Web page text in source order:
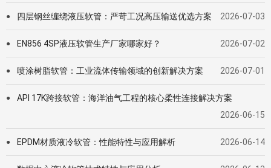
● 四层钢丝缠绕液压软管：严苛工况高压输送优选方案 2026-07-03
● EN856 4SP液压软管生产厂家哪家好？ 2026-07-02
● 喷涂树脂软管：工业流体传输领域的创新解决方案 2026-07-01
●
API 17K跨接软管：海洋油气工程的核心柔性连接解决方案
2026-06-15
● EPDM材质液冷软管：性能特性与应用解析 2026-06-14